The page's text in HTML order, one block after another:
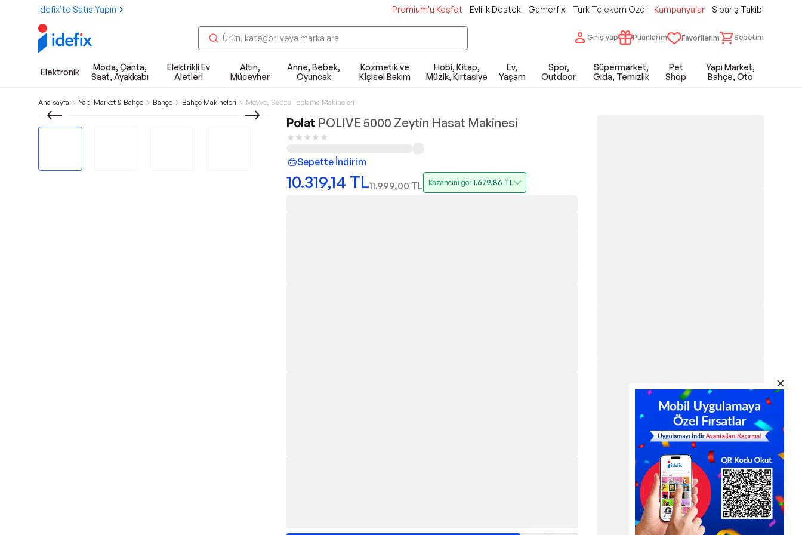
idefix’te Satış Yapın Premium'u Keşfet Evlilik Destek Gamerfix Türk Telekom Özel Kampanyalar Sipariş Takibi
Giriş yap Puanlarım Favorilerim Sepetim
Elektronik
Moda, Çanta,
Saat, Ayakkabı
Elektrikli Ev
Aletleri
Altın,
Mücevher
Anne, Bebek,
Oyuncak
Kozmetik ve
Kişisel Bakım
Hobi, Kitap,
Müzik, Kırtasiye
Ev,
Yaşam
Spor,
Outdoor
Süpermarket,
Gıda, Temizlik
Pet
Shop
Yapı Market,
Bahçe, Oto
Ana sayfa Yapı Market & Bahçe Bahçe Bahçe Makineleri Meyve, Sebze Toplama Makineleri
Polat POLIVE 5000 Zeytin Hasat Makinesi
Sepette İndirim
10.319,14 TL11.999,00 TL Kazancını gör1.679,86 TL